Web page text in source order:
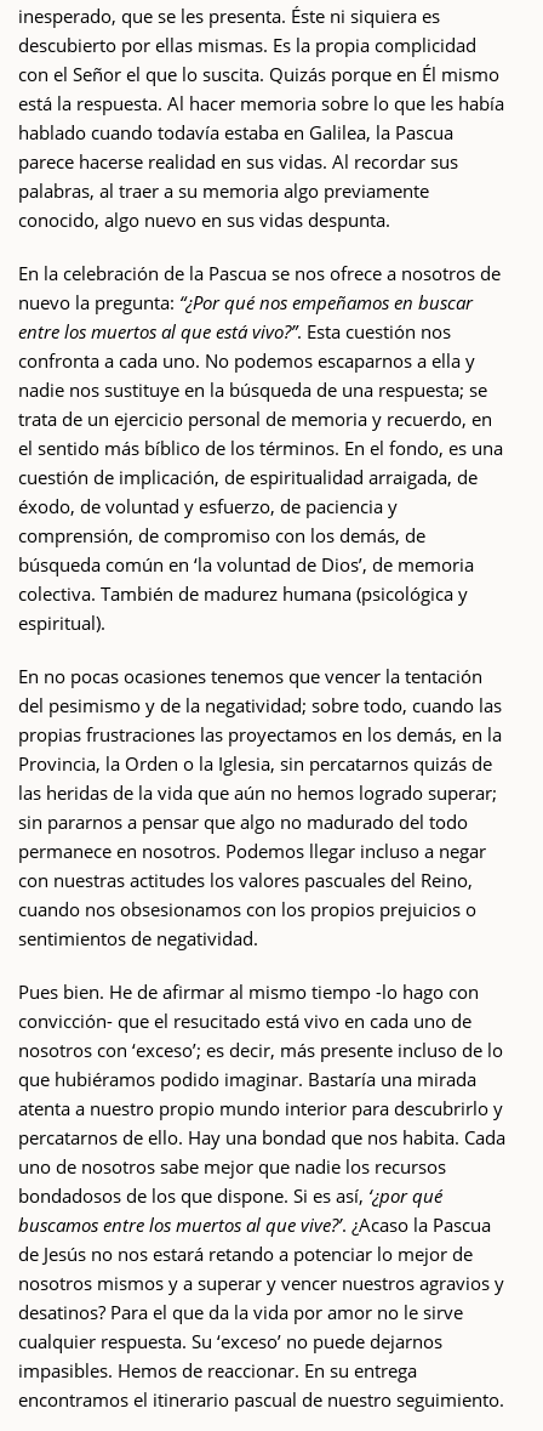
inesperado, que se les presenta. Éste ni siquiera es
descubierto por ellas mismas. Es la propia complicidad
con el Señor el que lo suscita. Quizás porque en Él mismo
está la respuesta. Al hacer memoria sobre lo que les había
hablado cuando todavía estaba en Galilea, la Pascua
parece hacerse realidad en sus vidas. Al recordar sus
palabras, al traer a su memoria algo previamente
conocido, algo nuevo en sus vidas despunta.
En la celebración de la Pascua se nos ofrece a nosotros de
nuevo la pregunta: “¿Por qué nos empeñamos en buscar
entre los muertos al que está vivo?”. Esta cuestión nos
confronta a cada uno. No podemos escaparnos a ella y
nadie nos sustituye en la búsqueda de una respuesta; se
trata de un ejercicio personal de memoria y recuerdo, en
el sentido más bíblico de los términos. En el fondo, es una
cuestión de implicación, de espiritualidad arraigada, de
éxodo, de voluntad y esfuerzo, de paciencia y
comprensión, de compromiso con los demás, de
búsqueda común en ‘la voluntad de Dios’, de memoria
colectiva. También de madurez humana (psicológica y
espiritual).
En no pocas ocasiones tenemos que vencer la tentación
del pesimismo y de la negatividad; sobre todo, cuando las
propias frustraciones las proyectamos en los demás, en la
Provincia, la Orden o la Iglesia, sin percatarnos quizás de
las heridas de la vida que aún no hemos logrado superar;
sin pararnos a pensar que algo no madurado del todo
permanece en nosotros. Podemos llegar incluso a negar
con nuestras actitudes los valores pascuales del Reino,
cuando nos obsesionamos con los propios prejuicios o
sentimientos de negatividad.
Pues bien. He de afirmar al mismo tiempo -lo hago con
convicción- que el resucitado está vivo en cada uno de
nosotros con ‘exceso’; es decir, más presente incluso de lo
que hubiéramos podido imaginar. Bastaría una mirada
atenta a nuestro propio mundo interior para descubrirlo y
percatarnos de ello. Hay una bondad que nos habita. Cada
uno de nosotros sabe mejor que nadie los recursos
bondadosos de los que dispone. Si es así, ‘¿por qué
buscamos entre los muertos al que vive?’. ¿Acaso la Pascua
de Jesús no nos estará retando a potenciar lo mejor de
nosotros mismos y a superar y vencer nuestros agravios y
desatinos? Para el que da la vida por amor no le sirve
cualquier respuesta. Su ‘exceso’ no puede dejarnos
impasibles. Hemos de reaccionar. En su entrega
encontramos el itinerario pascual de nuestro seguimiento.